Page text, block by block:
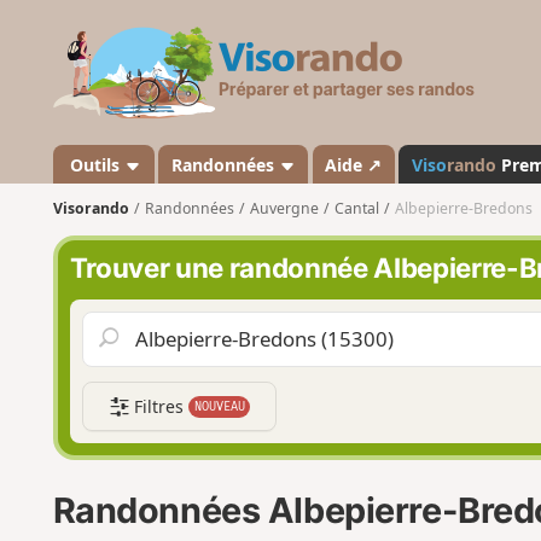
s
a
n
d
o
Outils Randonnées Aide ↗ Visorando
Visorando Randonnées Auvergne Cantal Albepierre-Bredons
Trouver une randonnée Albepierre-
Filtres NOUVEAU
Randonnées Albepierre-